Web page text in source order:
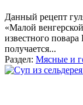
Данный рецепт
«Малой
известного
получается...
Раздел: Мясные и